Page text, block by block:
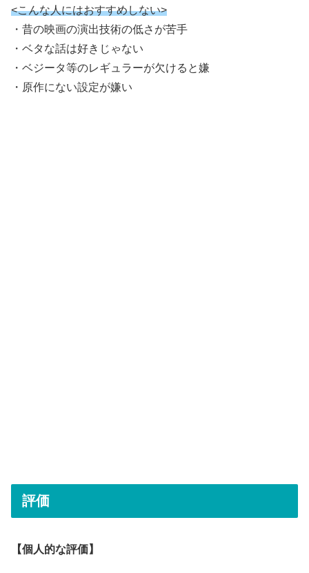
<こんな人にはおすすめしない>
・昔の映画の演出技術の低さが苦手
・ベタな話は好きじゃない
・ベジータ等のレギュラーが欠けると嫌
・原作にない設定が嫌い
評価
【個人的な評価】